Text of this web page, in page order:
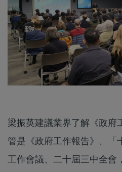
梁振英建議業界了解《政府
管是《政府工作報告》、「
工作會議、二十屆三中全會